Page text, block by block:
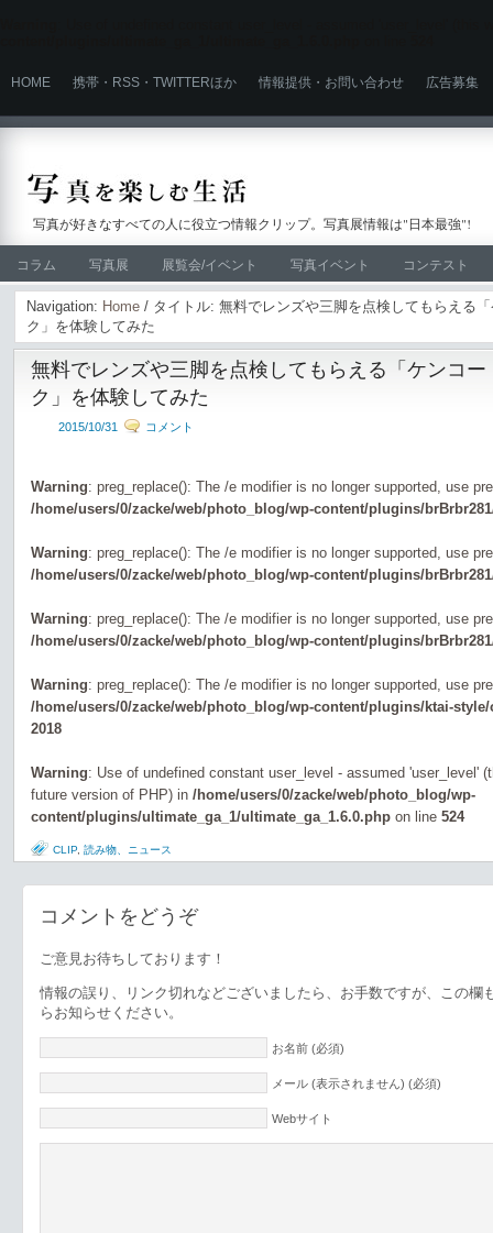
HOME 携帯・RSS・TWITTERほか 情報提供・お問い合わせ 広告募集
写真が好きなすべての人に役立つ情報クリップ。写真展情報は"日本最強"!
コラム 写真展 展覧会/イベント 写真イベント コンテスト
Navigation: Home / タイトル: 無料でレンズや三脚を点検してもらえる
ク」を体験してみた
無料でレンズや三脚を点検してもらえる「ケンコ
ク」を体験してみた
2015/10/31 コメント
Warning: preg_replace(): The /e modifier is no longer supported, use
/home/users/0/zacke/web/photo_blog/wp-content/plugins/
Warning: preg_replace(): The /e modifier is no longer supported, use
/home/users/0/zacke/web/photo_blog/wp-content/plugins/
Warning: preg_replace(): The /e modifier is no longer supported, use
/home/users/0/zacke/web/photo_blog/wp-content/plugins/
Warning: preg_replace(): The /e modifier is no longer supported, use
/home/users/0/zacke/web/photo_blog/wp-content/plugins/ktai-
2018
Warning: Use of undefined constant user_level - assumed 'user_level'
future version of PHP) in /home/users/0/zacke/web/photo_blog/wp-
content/plugins/ultimate_ga_1/ultimate_ga_1.6.0.php on line 524
CLIP, 読み物、ニュース
コメントをどうぞ
ご意見お待ちしております！
情報の誤り、リンク切れなどございましたら、お手数ですが、この欄
らお知らせください。
お名前 (必須)
メール (表示されません) (必須)
Webサイト